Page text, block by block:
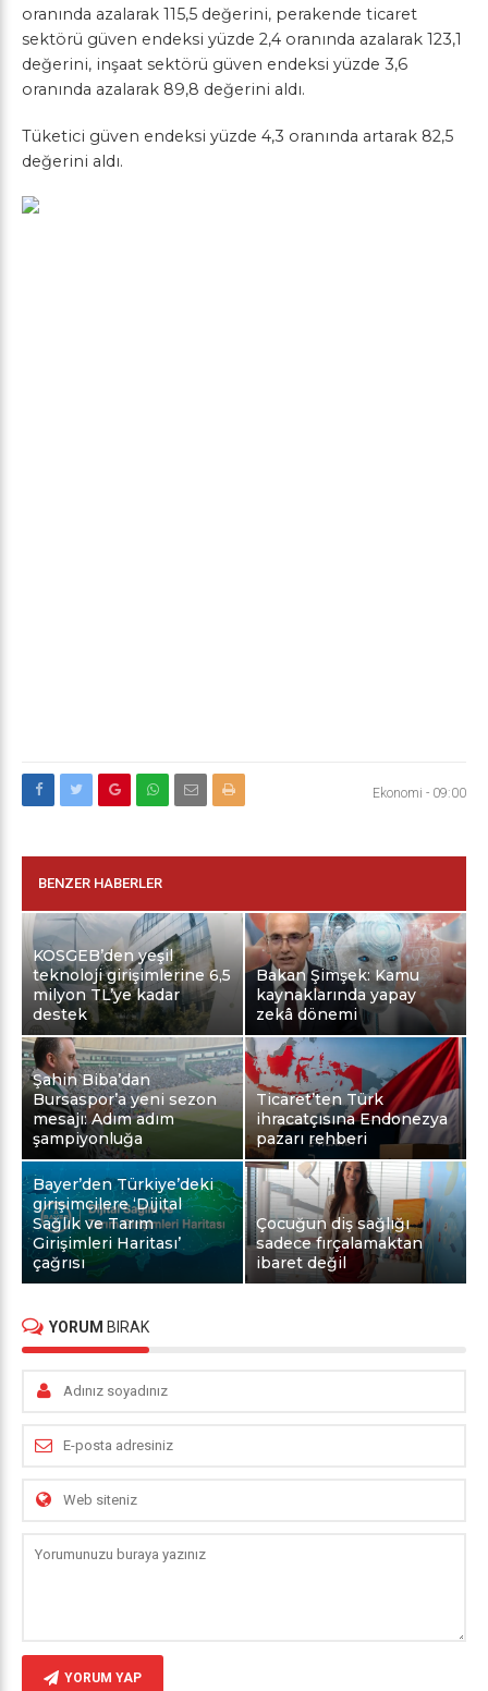
oranında azalarak 115,5 değerini, perakende ticaret
sektörü güven endeksi yüzde 2,4 oranında azalarak 123,1
değerini, inşaat sektörü güven endeksi yüzde 3,6
oranında azalarak 89,8 değerini aldı.
Tüketici güven endeksi yüzde 4,3 oranında artarak 82,5
değerini aldı.
Ekonomi - 09:00
BENZER HABERLER
KOSGEB’den yeşil
teknoloji girişimlerine 6,5
milyon TL’ye kadar
destek
Bakan Şimşek: Kamu
kaynaklarında yapay
zekâ dönemi
Şahin Biba’dan
Bursaspor’a yeni sezon
mesajı: Adım adım
şampiyonluğa
Ticaret’ten Türk
ihracatçısına Endonezya
pazarı rehberi
Bayer’den Türkiye’deki
girişimcilere ‘Dijital
Sağlık ve Tarım
Girişimleri Haritası’
çağrısı
Çocuğun diş sağlığı
sadece fırçalamaktan
ibaret değil
YORUM BIRAK
YORUM YAP